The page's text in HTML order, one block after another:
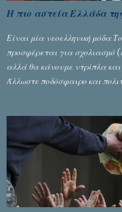
Η πιο αστεία Ελλάδα
Είναι μία νεοελληνική μόδα
προσφέρεται για σχολιασμό
αλλά θα κάνουμε ντρίπλα και
Άλλωστε ποδόσφαιρο και